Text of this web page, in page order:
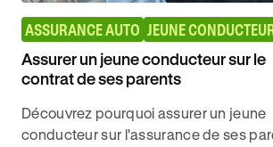
ASSURANCE AUTO JEUNE
Assurer un jeune conducteur sur le
contrat de ses parents
Découvrez pourquoi assurer un jeune
conducteur sur l'assurance de ses